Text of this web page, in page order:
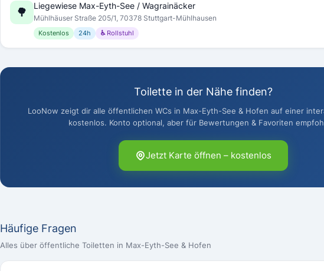
🌳 Liegewiese Max-Eyth-See / Wagrainäcker
Mühlhäuser Straße 205/1, 70378 Stuttgart-Mühlhausen
Kostenlos 24h ♿ Rollstuhl
Toilette in der Nähe finden?
LooNow zeigt dir alle öffentlichen WCs in Max-Eyth-See & Hofen auf einer
kostenlos. Konto optional, aber für Bewertungen & Favoriten
Jetzt Karte öffnen – kostenlos
Häufige Fragen
Alles über öffentliche Toiletten in Max-Eyth-See & Hofen